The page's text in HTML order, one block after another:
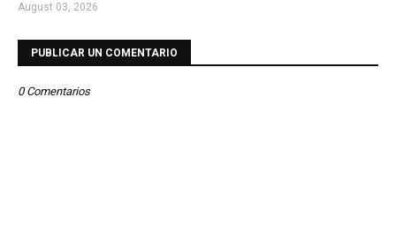
August 03, 2026
PUBLICAR UN COMENTARIO
0 Comentarios